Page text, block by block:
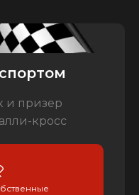
и призер
кросс